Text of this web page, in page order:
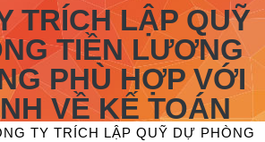
TRÍCH LẬP QUỸ
TIỀN LƯƠNG
PHÙ HỢP VỚI
VỀ KẾ TOÁN
TY TRÍCH LẬP QUỸ DỰ PHÒNG